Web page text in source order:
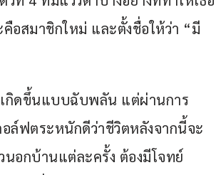
อสมาชิกใหม่ และตั้งชื่อให้ว่า “มี
เกิดขึ้นแบบฉับพลัน แต่ผ่านการ
ฟตระหนักดีว่าชีวิตหลังจากนี้จะ
นอกบ้านแต่ละครั้ง ต้องมีโจทย์